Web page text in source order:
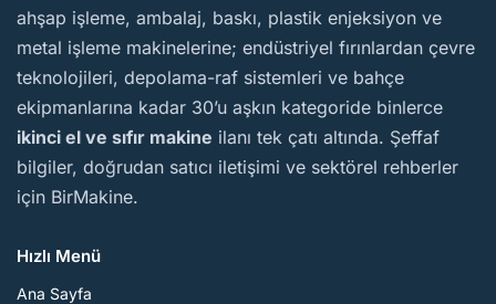
ahşap işleme, ambalaj, baskı, plastik enjeksiyon ve
metal işleme makinelerine; endüstriyel fırınlardan çevre
teknolojileri, depolama-raf sistemleri ve bahçe
ekipmanlarına kadar 30’u aşkın kategoride binlerce
ikinci el ve sıfır makine ilanı tek çatı altında. Şeffaf
bilgiler, doğrudan satıcı iletişimi ve sektörel rehberler
için BirMakine.
Hızlı Menü
Ana Sayfa